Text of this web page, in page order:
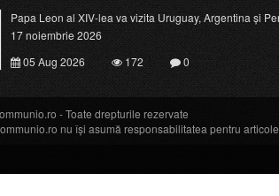
Papa Leon al XIV-lea va vizita Uruguay, Argentina și
17 noiembrie 2026
05 Aug 2026
172 0
- Toate drepturile rezervate
nu își asumă responsabilitatea pentru